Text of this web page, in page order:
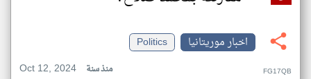
اخبار موريتانيا
Politics
Oct 12, 2024
منذ سنة FG17QB